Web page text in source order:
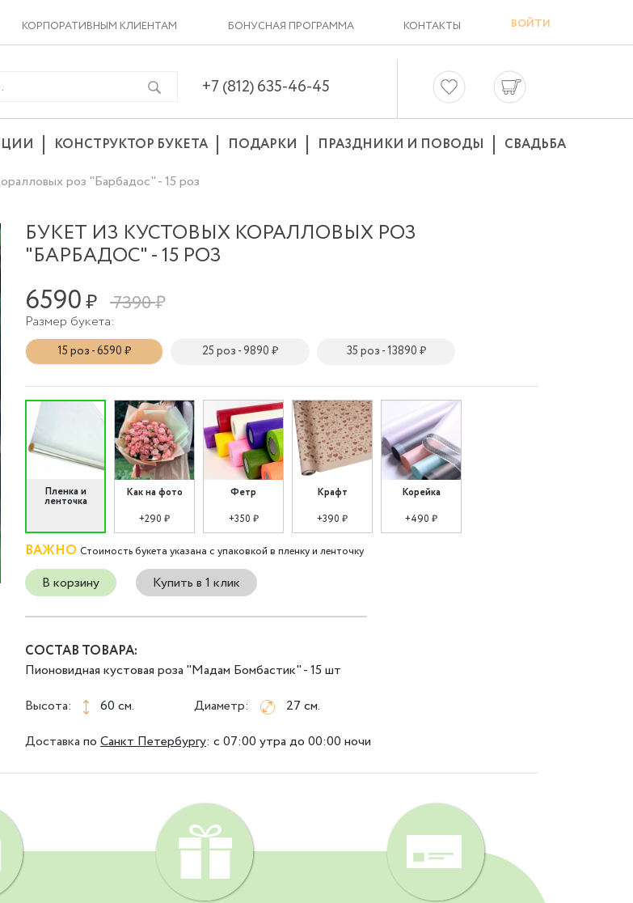
КОРПОРАТИВНЫМ КЛИЕНТАМ БОНУСНАЯ ПРОГРАММА КОНТАКТЫ ВОЙТИ
+7 (812) 635-46-45
КОНСТРУКТОР БУКЕТА ПОДАРКИ ПРАЗДНИКИ И ПОВОДЫ
СВАДЬБА
роз "Барбадос" - 15 роз
БУКЕТ ИЗ КУСТОВЫХ КОРАЛЛОВЫХ РОЗ
"БАРБАДОС" - 15 РОЗ
6590₽ 7390 ₽
Размер букета:
15 роз - 6590 ₽ 25 роз - 9890 ₽ 35 роз - 13890 ₽
Пленка и
ленточка
Как на фото
+290 ₽
Фетр
+350 ₽
Крафт
+390 ₽
Корейка
+490 ₽
ВАЖНО Стоимость букета указана с упаковкой в пленку и ленточку
В корзину Купить в 1 клик
СОСТАВ ТОВАРА:
Пионовидная кустовая роза "Мадам Бомбастик" - 15 шт
Высота:
60 см. Диаметр:
27 см.
Доставка по Санкт Петербургу: с 07:00 утра до 00:00 ночи